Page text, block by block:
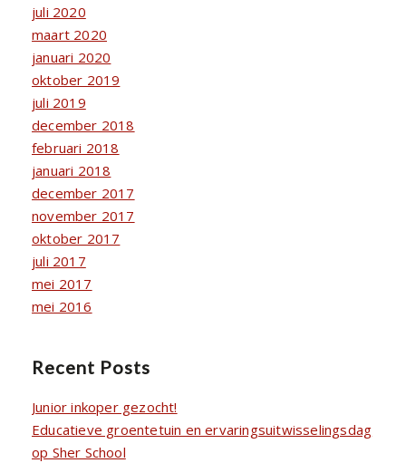
juli 2020
maart 2020
januari 2020
oktober 2019
juli 2019
december 2018
februari 2018
januari 2018
december 2017
november 2017
oktober 2017
juli 2017
mei 2017
mei 2016
Recent Posts
Junior inkoper gezocht!
Educatieve groentetuin en ervaringsuitwisselingsdag
op Sher School